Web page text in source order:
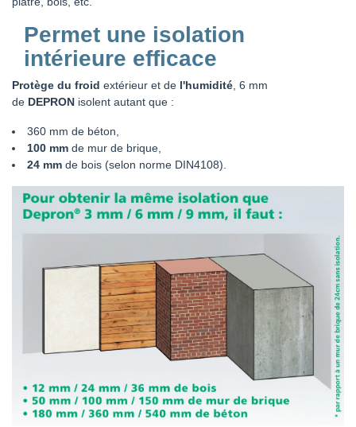
Permet une isolation
intérieure efficace
Protège du froid extérieur et de l'humidité , 6 mm
de DEPRON isolent autant que :
360 mm de béton,
100 mm de mur de brique,
24 mm de bois (selon norme DIN4108).